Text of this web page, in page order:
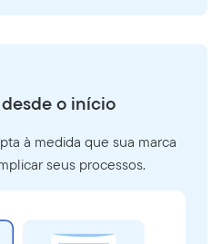
o início
à medida que sua marca
seus processos.